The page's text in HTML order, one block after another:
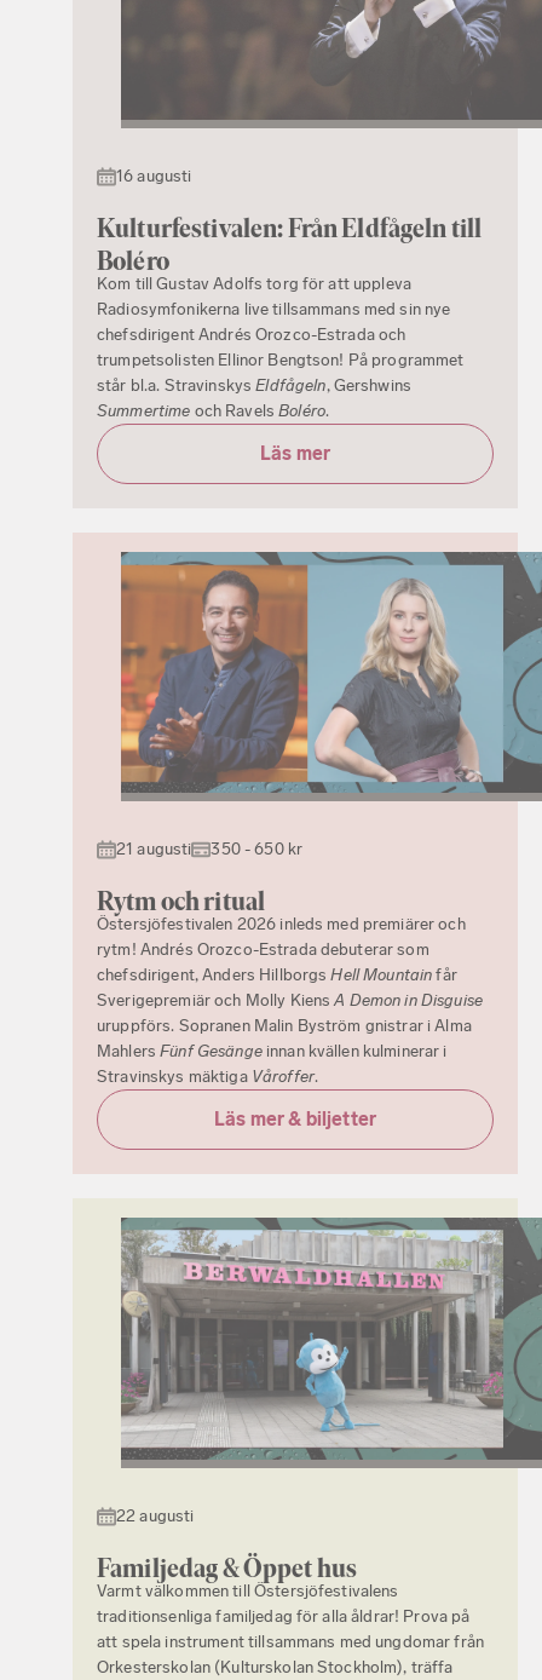
16 augusti
Kulturfestivalen: Från Eldfågeln till
Boléro
Kom till Gustav Adolfs torg för att uppleva
Radiosymfonikerna live tillsammans med sin nye
chefsdirigent Andrés Orozco-Estrada och
trumpetsolisten Ellinor Bengtson! På programmet
står bl.a. StravinskysEldfågeln, Gershwins
Summertime och RavelsBoléro.
Läs mer
21 augusti 350 - 650 kr
Rytm och ritual
Östersjöfestivalen 2026 inleds med premiärer och
rytm! Andrés Orozco-Estrada debuterar som
chefsdirigent, Anders HillborgsHell Mountainfår
Sverigepremiär och Molly KiensA Demon in Disguise
uruppförs. Sopranen Malin Byström gnistrar i Alma
MahlersFünf Gesänge innan kvällen kulminerar i
Stravinskys mäktiga Våroffer.
Läs mer & biljetter
22 augusti
Familjedag & Öppet hus
Varmt välkommen till Östersjöfestivalens
traditionsenliga familjedag för alla åldrar! Prova på
att spela instrument tillsammans med ungdomar från
Orkesterskolan (Kulturskolan Stockholm), träffa